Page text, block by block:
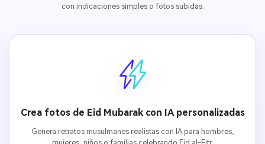
con indicaciones simples o fotos subidas.
Crea fotos de Eid Mubarak con IA personalizadas
Genera retratos musulmanes realistas con IA para hombres,